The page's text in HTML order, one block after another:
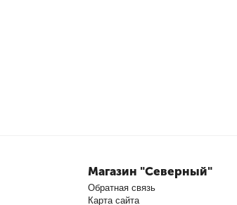
Магазин "Северный"
Обратная связь
Карта сайта